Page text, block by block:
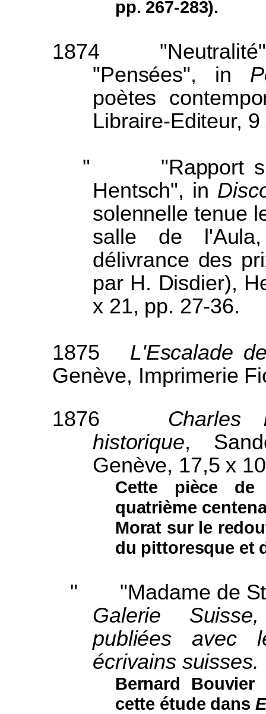
pp. 267-283).
1874
"Pensées", in
poètes
Libraire-Editeur,
"
"Rapport
Hentsch", in
solennelle tenue
salle de
délivrance des
par H. Disdier),
x 21, pp. 27-36.
1875
L'Escalade
Genève, Imprimerie
1876
Charles
historique,
Genève, 17,5 x
Cette pièce de
quatrième
Morat sur le
du pittoresque et
"
"Madame de
Galerie
publiées avec
écrivains suisses.
Bernard
cette étude dans